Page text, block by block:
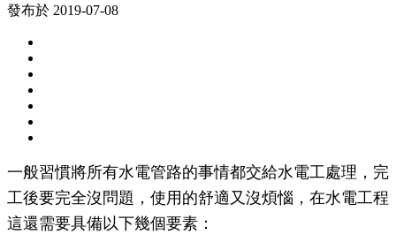
發布於 2019-07-08
一般習慣將所有水電管路的事情都交給水電工處理，完
工後要完全沒問題，使用的舒適又沒煩惱，在水電工程
這還需要具備以下幾個要素：